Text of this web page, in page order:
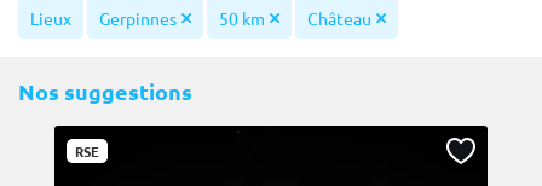
Lieux Gerpinnes 50 km Château
Nos suggestions
RSE